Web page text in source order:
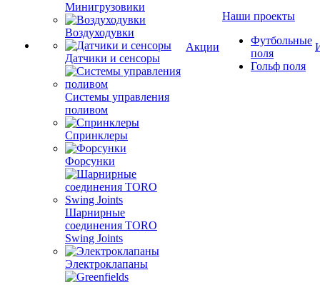
Минигрузовики
Воздуходувки
Датчики и сенсоры
Системы управления
поливом
Спринклеры
Форсунки
Шарнирные
соединения TORO
Swing Joints
Электроклапаны
Акции
Наши проекты
Футбольные
поля
Гольф поля